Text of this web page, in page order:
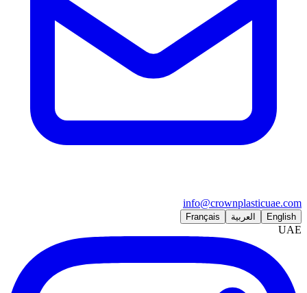
info@crownplasticuae.com
English العربية Français
UAE